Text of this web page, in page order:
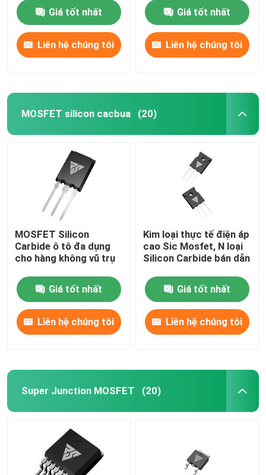
Giá tốt nhất
Liên hệ chúng tôi
Giá tốt nhất
Liên hệ chúng tôi
MOSFET silicon cacbua (20)
MOSFET Silicon
Carbide ô tô đa dụng
cho hàng không vũ trụ
Giá tốt nhất
Liên hệ chúng tôi
Kim loại thực tế điện áp
cao Sic Mosfet, N loại
Silicon Carbide bán dẫn
Giá tốt nhất
Liên hệ chúng tôi
Super Junction MOSFET (20)